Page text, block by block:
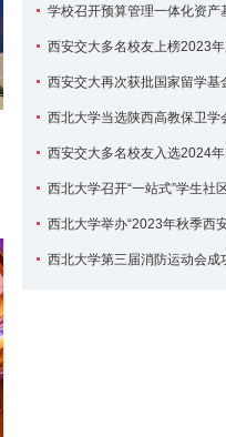
学校召开预算管理一体化资产
题会议西安交大多名校友上榜2023
家”名单
西安交大再次获批国家留学基
养专项”项目
西北大学当选陕西高教保卫学
长单位西安交大多名校友入选2024
西北大学召开“一站式”学生社
场推进会
西北大学举办“2023年秋季西
——西北大学专场”活动
西北大学第三届消防运动会成